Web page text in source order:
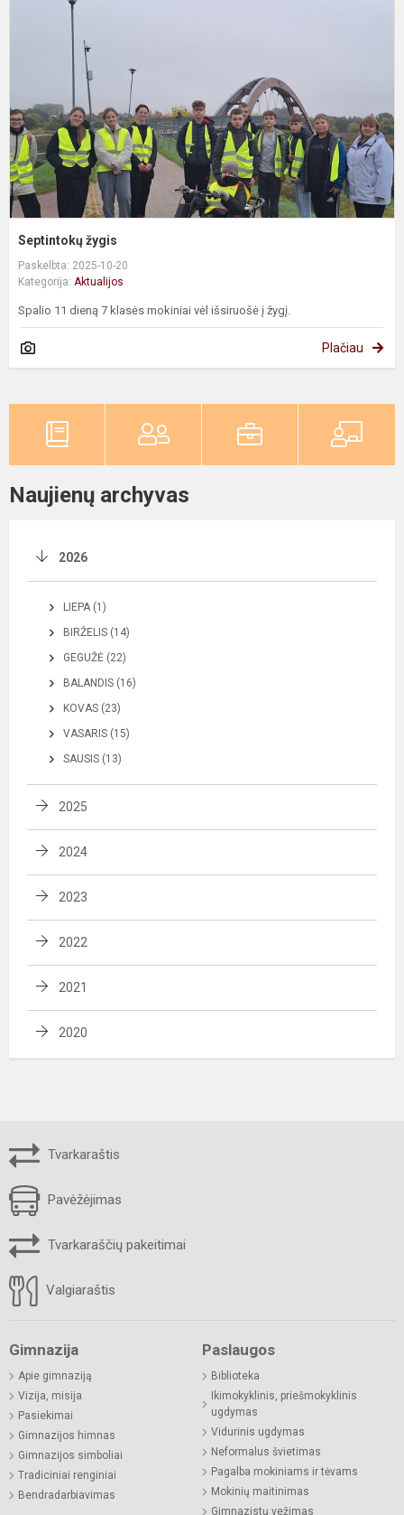
Septintokų žygis
Paskelbta: 2025-10-20
Kategorija: Aktualijos
Spalio 11 dieną 7 klasės mokiniai vėl išsiruošė į žygį.
Plačiau
Naujienų archyvas
2026
LIEPA (1)
BIRŽELIS (14)
GEGUŽĖ (22)
BALANDIS (16)
KOVAS (23)
VASARIS (15)
SAUSIS (13)
2025
2024
2023
2022
2021
2020
Tvarkaraštis
Pavėžėjimas
Tvarkaraščių pakeitimai
Valgiaraštis
Gimnazija
Apie gimnaziją
Vizija, misija
Pasiekimai
Gimnazijos himnas
Gimnazijos simboliai
Tradiciniai renginiai
Bendradarbiavimas
Paslaugos
Biblioteka
Ikimokyklinis, priešmokyklinis
ugdymas
Vidurinis ugdymas
Neformalus švietimas
Pagalba mokiniams ir tėvams
Mokinių maitinimas
Gimnazistų vežimas